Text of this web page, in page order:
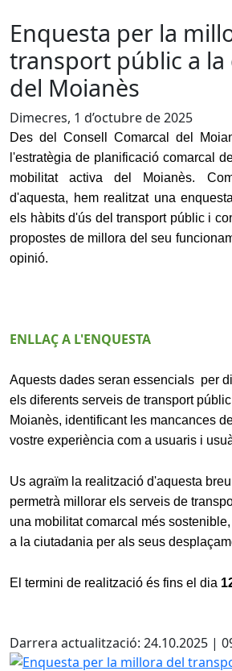
Enquesta per la
transport públic a la
del Moianès
Dimecres, 1 d’octubre de 2025
Des del Consell Comarcal del
l'estratègia de planificació comarcal
mobilitat activa del Moianès.
d'aquesta, hem realitzat una
els hàbits d'ús del transport públic i
propostes de millora del seu
opinió.
ENLLAÇ A L'ENQUESTA
Aquests dades seran essencials per
els diferents serveis de transport
Moianès, identificant les mancances
vostre experiència com a usuaris i
Us agraïm la realització d'aquesta
permetrà millorar els serveis de
una mobilitat comarcal més
a la ciutadania per als seus
El termini de realització és fins el dia
Darrera actualització: 24.10.2025 |
Enquesta per la millora del